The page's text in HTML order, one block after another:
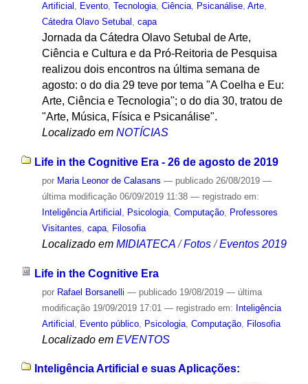
Artificial , Evento, Tecnologia, Ciência, Psicanálise, Arte,
Cátedra Olavo Setubal , capa
Jornada da Cátedra Olavo Setubal de Arte,
Ciência e Cultura e da Pró-Reitoria de Pesquisa
realizou dois encontros na última semana de
agosto: o do dia 29 teve por tema "A Coelha e Eu:
Arte, Ciência e Tecnologia"; o do dia 30, tratou de
"Arte, Música, Física e Psicanálise".
Localizado em NOTÍCIAS
Life in the Cognitive Era - 26 de agosto de 2019
por Maria Leonor de Calasans — publicado26/08/2019 —
última modificação06/09/2019 11:38 — registrado em:
Inteligência Artificial , Psicologia, Computação, Professores
Visitantes, capa, Filosofia
Localizado em MIDIATECA /Fotos /Eventos 2019
Life in the Cognitive Era
por Rafael Borsanelli — publicado19/08/2019 — última
modificação19/09/2019 17:01 — registrado em: Inteligência
Artificial
Evento público, Psicologia, Computação, Filosofia
Localizado em EVENTOS
Inteligência Artificial e suas Aplicações: